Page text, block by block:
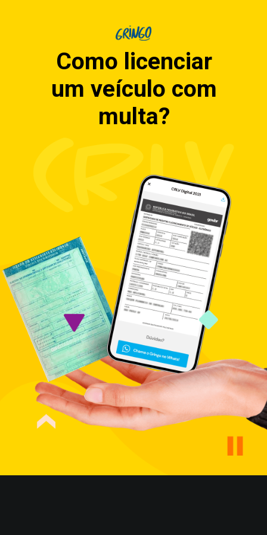
Como licenciar
um veículo com
multa?